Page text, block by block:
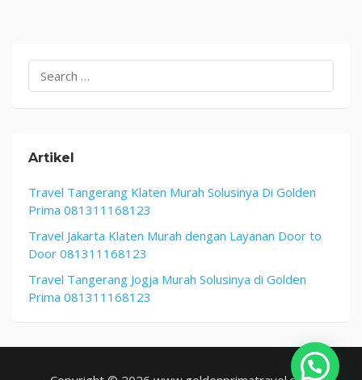
2026
for:
Artikel
Travel Tangerang Klaten Murah Solusinya Di Golden
Prima 081311168123
Travel Jakarta Klaten Murah dengan Layanan Door to
Door 081311168123
Travel Tangerang Jogja Murah Solusinya di Golden
Prima 081311168123